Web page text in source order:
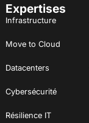
Expertises
Infrastructure
Move to Cloud
Datacenters
Cybersécurité
Résilience IT